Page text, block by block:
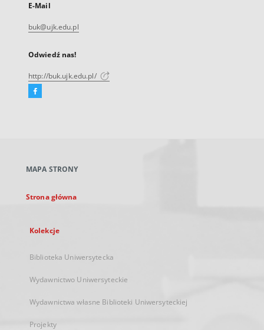
E-Mail
buk@ujk.edu.pl
Odwiedź nas!
http://buk.ujk.edu.pl/
Facebook
karcie
MAPA STRONY
Strona główna
Kolekcje
Biblioteka Uniwersytecka
Wydawnictwo Uniwersyteckie
Wydawnictwa własne Biblioteki Uniwersyteckiej
Projekty